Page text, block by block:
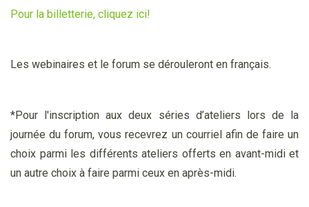
Pour la billetterie, cliquez ici!
Les webinaires et le forum se dérouleront en français.
*Pour l'inscription aux deux séries d’ateliers lors de la
journée du forum, vous recevrez un courriel afin de faire un
choix parmi les différents ateliers offerts en avant-midi et
un autre choix à faire parmi ceux en après-midi.